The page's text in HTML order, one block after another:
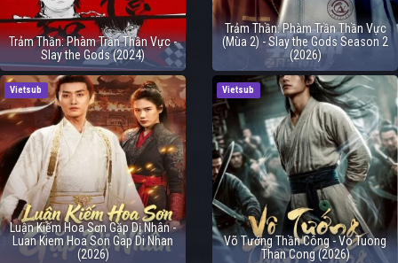
Trảm Thần: Phàm Trần Thần Vực -
Slay the Gods (2024)
Trảm Thần: Phàm Trần Thần Vực
(Mùa 2) - Slay the Gods Season 2
(2026)
Vietsub
Luận Kiếm Hoa Sơn Gặp Dị Nhân -
Luan Kiem Hoa Son Gap Di Nhan
(2026)
Vietsub
Võ Tướng Thần Công - Vo Tuong
Than Cong (2026)